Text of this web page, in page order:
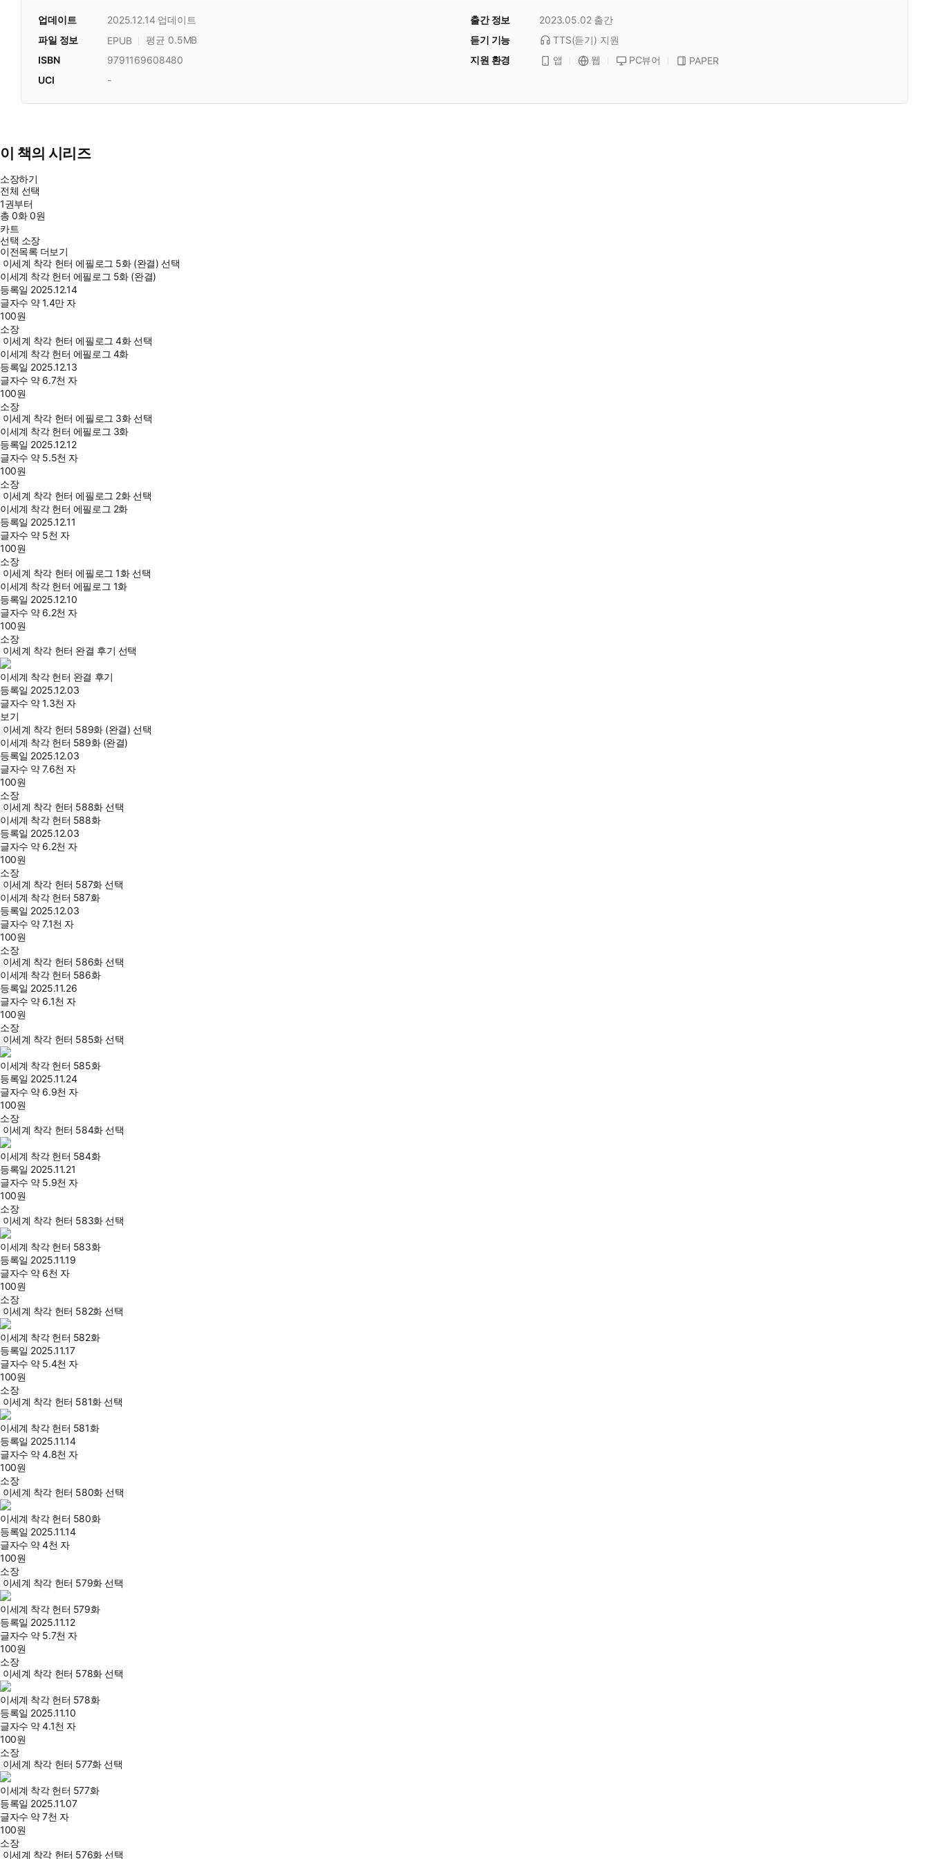
업데이트 2025.12.14 업데이트 출간 정보 2023.05.02 출간
듣기 기능
TTS(듣기) 지원
파일 정보 EPUB
평균 0.5MB
지원 환경
앱 웹 PC뷰어 PAPER
ISBN
9791169608480
UCI
-
이 책의 시리즈
소장하기
전체 선택
1권부터
총0화0원
카트
선택 소장
이전목록 더보기
이세계 착각 헌터 에필로그 5화 (완결) 선택
이세계 착각 헌터 에필로그 5화 (완결)
등록일 2025.12.14
글자수 약 1.4만 자
100원
소장
이세계 착각 헌터 에필로그 4화 선택
이세계 착각 헌터 에필로그 4화
등록일 2025.12.13
글자수 약 6.7천 자
100원
소장
이세계 착각 헌터 에필로그 3화 선택
이세계 착각 헌터 에필로그 3화
등록일 2025.12.12
글자수 약 5.5천 자
100원
소장
이세계 착각 헌터 에필로그 2화 선택
이세계 착각 헌터 에필로그 2화
등록일 2025.12.11
글자수 약 5천 자
100원
소장
이세계 착각 헌터 에필로그 1화 선택
이세계 착각 헌터 에필로그 1화
등록일 2025.12.10
글자수 약 6.2천 자
100원
소장
이세계 착각 헌터 완결 후기 선택
이세계 착각 헌터 완결 후기
등록일 2025.12.03
글자수 약 1.3천 자
보기
이세계 착각 헌터 589화 (완결) 선택
이세계 착각 헌터 589화 (완결)
등록일 2025.12.03
글자수 약 7.6천 자
100원
소장
이세계 착각 헌터 588화 선택
이세계 착각 헌터 588화
등록일 2025.12.03
글자수 약 6.2천 자
100원
소장
이세계 착각 헌터 587화 선택
이세계 착각 헌터 587화
등록일 2025.12.03
글자수 약 7.1천 자
100원
소장
이세계 착각 헌터 586화 선택
이세계 착각 헌터 586화
등록일 2025.11.26
글자수 약 6.1천 자
100원
소장
이세계 착각 헌터 585화 선택
이세계 착각 헌터 585화
등록일 2025.11.24
글자수 약 6.9천 자
100원
소장
이세계 착각 헌터 584화 선택
이세계 착각 헌터 584화
등록일 2025.11.21
글자수 약 5.9천 자
100원
소장
이세계 착각 헌터 583화 선택
이세계 착각 헌터 583화
등록일 2025.11.19
글자수 약 6천 자
100원
소장
이세계 착각 헌터 582화 선택
이세계 착각 헌터 582화
등록일 2025.11.17
글자수 약 5.4천 자
100원
소장
이세계 착각 헌터 581화 선택
이세계 착각 헌터 581화
등록일 2025.11.14
글자수 약 4.8천 자
100원
소장
이세계 착각 헌터 580화 선택
이세계 착각 헌터 580화
등록일 2025.11.14
글자수 약 4천 자
100원
소장
이세계 착각 헌터 579화 선택
이세계 착각 헌터 579화
등록일 2025.11.12
글자수 약 5.7천 자
100원
소장
이세계 착각 헌터 578화 선택
이세계 착각 헌터 578화
등록일 2025.11.10
글자수 약 4.1천 자
100원
소장
이세계 착각 헌터 577화 선택
이세계 착각 헌터 577화
등록일 2025.11.07
글자수 약 7천 자
100원
소장
이세계 착각 헌터 576화 선택